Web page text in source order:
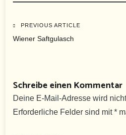
PREVIOUS ARTICLE
Wiener Saftgulasch
Schreibe einen Kommentar
Deine E-Mail-Adresse wird
Erforderliche Felder sind mit*